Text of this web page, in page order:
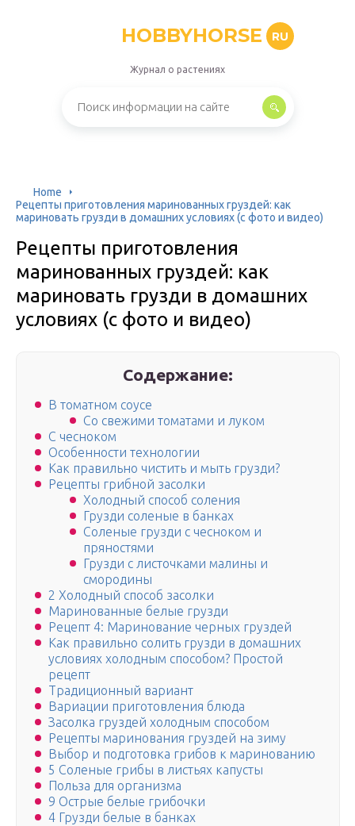
HOBBYHORSE RU
Журнал о растениях
Home
Рецепты приготовления маринованных груздей: как
мариновать грузди в домашних условиях (с фото и видео)
Рецепты приготовления
маринованных груздей: как
мариновать грузди в домашних
условиях (с фото и видео)
Содержание:
В томатном соусе
Со свежими томатами и луком
С чесноком
Особенности технологии
Как правильно чистить и мыть грузди?
Рецепты грибной засолки
Холодный способ соления
Грузди соленые в банках
Соленые грузди с чесноком и
пряностями
Грузди с листочками малины и
смородины
2 Холодный способ засолки
Маринованные белые грузди
Рецепт 4: Маринование черных груздей
Как правильно солить грузди в домашних
условиях холодным способом? Простой
рецепт
Традиционный вариант
Вариации приготовления блюда
Засолка груздей холодным способом
Рецепты маринования груздей на зиму
Выбор и подготовка грибов к маринованию
5 Соленые грибы в листьях капусты
Польза для организма
9 Острые белые грибочки
4 Грузди белые в банках